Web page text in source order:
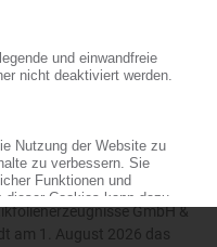
Siegen bestellte
Nikolaos
Anure zum
GmbH & Co
GmbH &
am 1. August 2026 das